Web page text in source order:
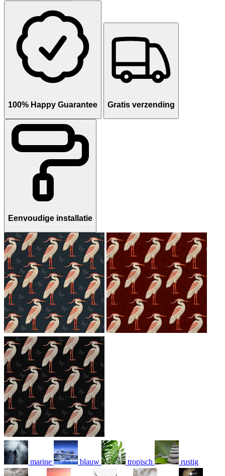
100% Happy Guarantee Gratis verzending
Eenvoudige installatie
marine blauw tropisch rustig